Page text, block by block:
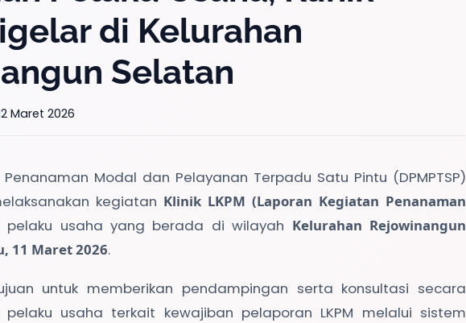
di Kelurahan
Selatan
Maret 2026
Modal dan Pelayanan Terpadu Satu Pintu (DPMPTSP)
kegiatan Klinik LKPM (Laporan Kegiatan Penanaman
usaha yang berada di wilayah Kelurahan Rejowinangun
11 Maret 2026.
untuk memberikan pendampingan serta konsultasi secara
usaha terkait kewajiban pelaporan LKPM melalui sistem